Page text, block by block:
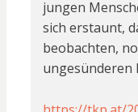
jungen
sich erstaunt,
beobachten,
ungesünderen